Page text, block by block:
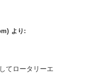
より:
てロータリーエ